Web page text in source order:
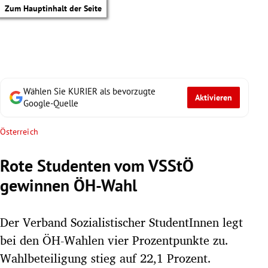
Zum Hauptinhalt der Seite
Untermenü
Wählen Sie KURIER als bevorzugte
Google-Quelle
Aktivieren
Österreich
Rote Studenten vom VSStÖ
gewinnen ÖH-Wahl
Der Verband Sozialistischer StudentInnen legt
bei den ÖH-Wahlen vier Prozentpunkte zu.
Wahlbeteiligung stieg auf 22,1 Prozent.